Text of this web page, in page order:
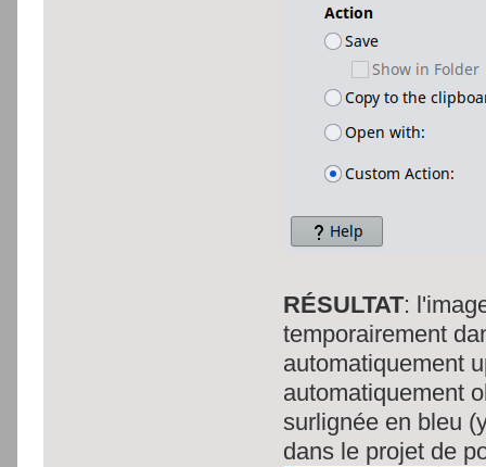
RÉSULTAT:
temporairement
automatiquement
automatiquement
surlignée en bleu
dans le projet de